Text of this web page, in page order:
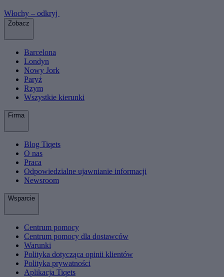
Włochy – odkryj
Zobacz
Barcelona
Londyn
Nowy Jork
Paryż
Rzym
Wszystkie kierunki
Firma
Blog Tiqets
O nas
Praca
Odpowiedzialne ujawnianie informacji
Newsroom
Wsparcie
Centrum pomocy
Centrum pomocy dla dostawców
Warunki
Polityka dotycząca opinii klientów
Polityka prywatności
Aplikacja Tiqets